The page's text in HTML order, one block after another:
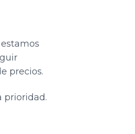
precios.
prioridad.